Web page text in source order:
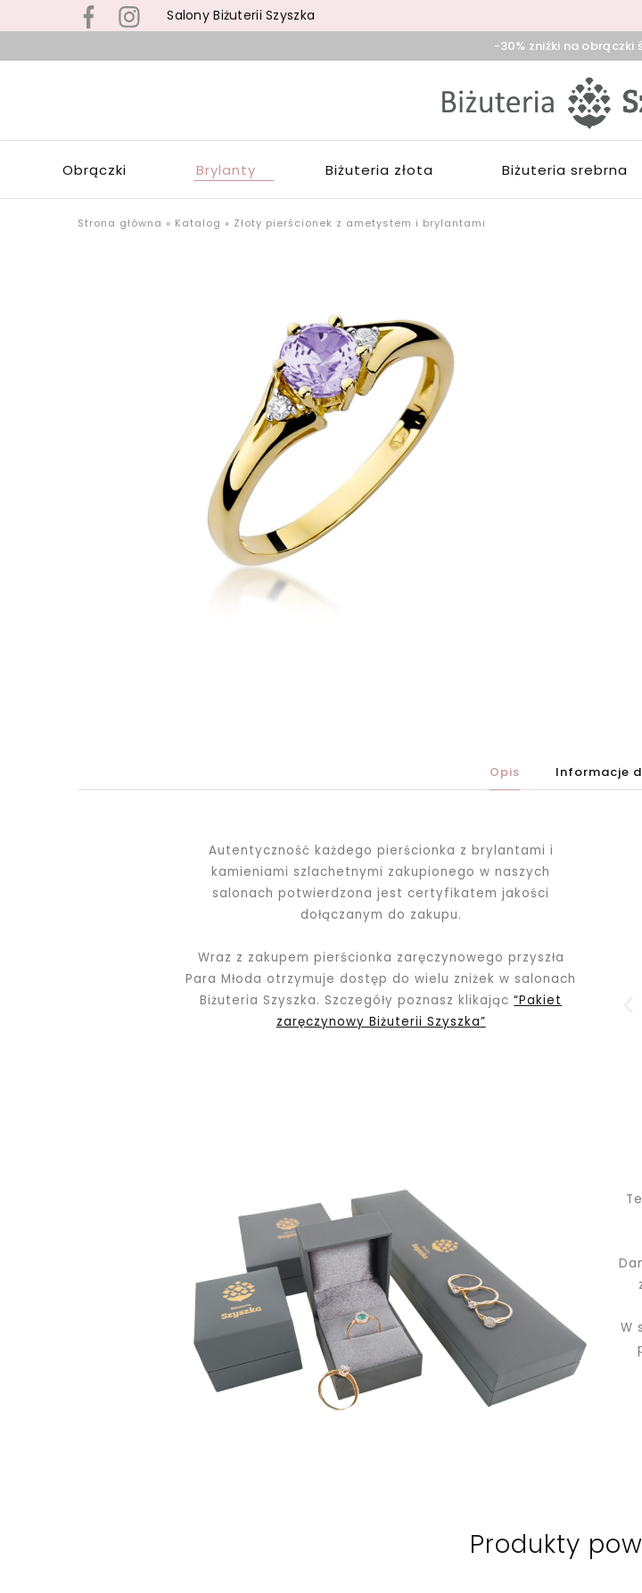
Salony Biżuterii Szyszka
-30% zniżki na obrączki
Biżuteria
Wola,
Łask
srebrną,
pozłacaną,
upominki
Obrączki Brylanty Biżuteria złota Biżuteria srebrna
Strona główna » Katalog » Złoty pierścionek z ametystem i brylantami
Opis Informacje
Autentyczność każdego pierścionka z brylantami i
kamieniami szlachetnymi zakupionegow naszych
salonach potwierdzona jest certyfikatem jakości
dołączanym do zakupu.
Wraz z zakupem pierścionka zaręczynowego przyszła
Para Młoda otrzymuje dostęp do wielu zniżek w salonach
Biżuteria Szyszka. Szczegóły poznasz klikając“Pakiet
zaręczynowy Biżuterii Szyszka”
W
Produkty